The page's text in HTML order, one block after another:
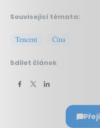
Související témata:
Tencent Čína
Sdílet článek